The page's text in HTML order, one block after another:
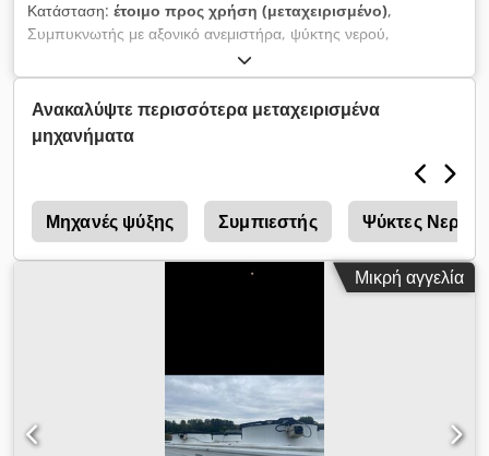
Κατάσταση: έτοιμο προς χρήση (μεταχειρισμένο),
Συμπυκνωτής με αξονικό ανεμιστήρα, ψύκτης νερού,
δοκιμασμένος υπό πίεση, έτοιμος προς χρήση. Τοποθεσία:
Ουγγαρία (ΕΕ) Credpfszhg Izox Amrjf
Ανακαλύψτε περισσότερα μεταχειρισμένα
μηχανήματα
Μηχανές ψύξης Συμπιεστής Ψύκτες Νερού
Μικρή αγγελία